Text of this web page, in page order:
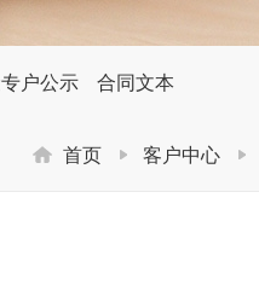
户公示 合同文本
首页 客户中心